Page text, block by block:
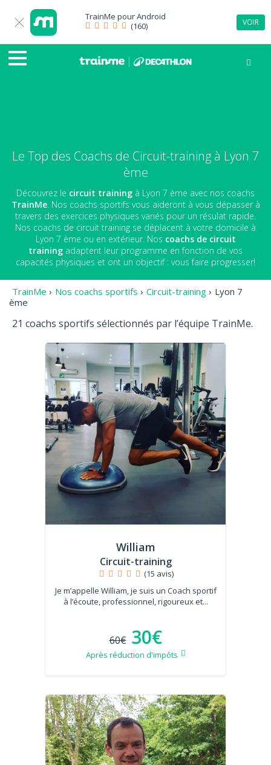
TrainMe pourAndroid
(160)
VOIR
Le Top des Coachs de Circuit-training à Lyon 7
ème
Découvrez le circuit training à Lyon 7 ème avec nos coachs
TrainMe. Nos coachs sportifs vous aideront à vous dépasser à
travers des exercices physiques variés pour un résulat rapide.
Nos coachs de circuit training se déplacent à votre domicile à
Lyon 7 ème ou en extérieur. Nos coachs de circuit
training adaptent leur programme en fonction de vos
capacités physiques et ont un objectif : vous faire progresser!
TrainMe › Nos coachs sportifs › Circuit-training › Lyon 7
ème
21 coachs sportifs sélectionnés par l’équipe TrainMe.
William
Circuit-training
(15 avis)
Je m’appelle William, je suis un Coach sportif
à l’écoute, professionnel, rigoureux et...
60€ 30€
Après réduction d'impôts